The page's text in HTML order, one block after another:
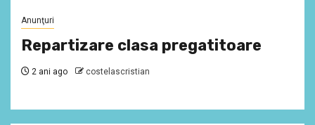
Anunţuri
Repartizare clasa pregatitoare
2 ani ago costelascristian